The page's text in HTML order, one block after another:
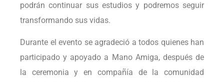
podrán continuar sus estudios y podremos seguir
transformando sus vidas.
Durante el evento se agradeció a todos quienes han
participado y apoyado a Mano Amiga, después de
la ceremonia y en compañía de la comunidad